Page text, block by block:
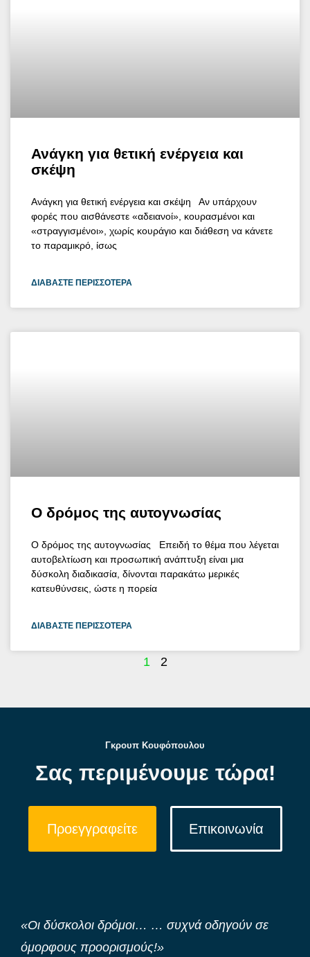
Ανάγκη για θετική ενέργεια και
σκέψη
Ανάγκη για θετική ενέργεια και σκέψη Αν υπάρχουν
φορές που αισθάνεστε «αδειανοί», κουρασμένοι και
«στραγγισμένοι», χωρίς κουράγιο και διάθεση να κάνετε
το παραμικρό, ίσως
ΔΙΑΒΆΣΤΕ ΠΕΡΙΣΣΌΤΕΡΑ
Ο δρόμος της αυτογνωσίας
Ο δρόμος της αυτογνωσίας Επειδή το θέμα που λέγεται
αυτοβελτίωση και προσωπική ανάπτυξη είναι μια
δύσκολη διαδικασία, δίνονται παρακάτω μερικές
κατευθύνσεις, ώστε η πορεία
ΔΙΑΒΆΣΤΕ ΠΕΡΙΣΣΌΤΕΡΑ
1 2
Γκρουπ Κουφόπουλου
Σας περιμένουμε τώρα!
Προεγγραφείτε Επικοινωνία
«Οι δύσκολοι δρόμοι… … συχνά οδηγούν σε
όμορφους προορισμούς!»